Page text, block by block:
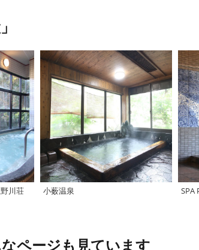
川荘 小薮温泉
ページも見ています